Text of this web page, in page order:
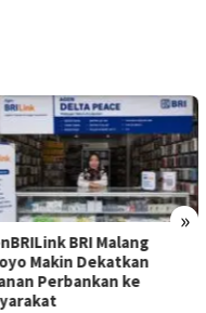
»
BRI Malang
Makin Dekatkan
Perbankan ke